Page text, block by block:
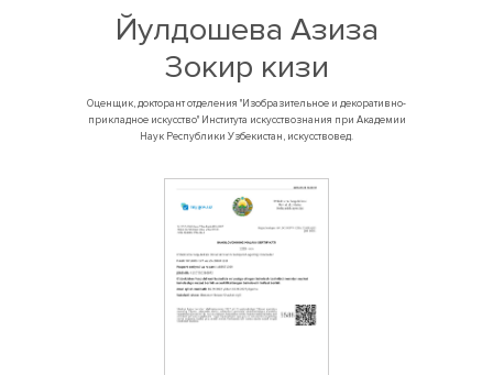
Йулдошева Азиза
Зокир кизи
Оценщик, докторант отделения "Изобразительное и декоративно-
прикладное искусство" Института искусствознания при Академии
Наук Республики Узбекистан, искусствовед.